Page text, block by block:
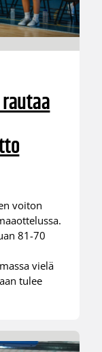
voiton
81-70
vielä
tulee